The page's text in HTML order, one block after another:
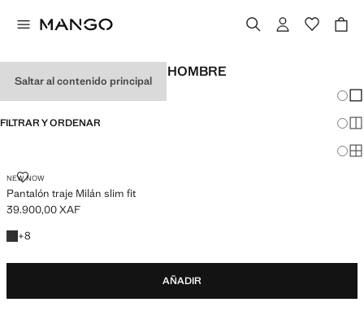
Saltar al contenido principal
PANTALONES SLIM FIT DE HOMBRE
FILTRAR Y ORDENAR
NEW NOW
Pantalón traje Milán slim fit
PANTALÓN TRAJE MILÁN SLIM FIT
Precio actual [39.900,00 XAF ]
39.900,00 XAF
+8
+8 colores
AÑADIR